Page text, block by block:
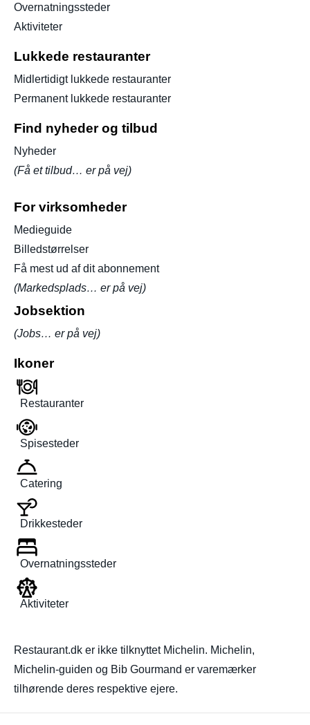
Overnatningssteder
Aktiviteter
Lukkede restauranter
Midlertidigt lukkede restauranter
Permanent lukkede restauranter
Find nyheder og tilbud
Nyheder
(Få et tilbud… er på vej)
For virksomheder
Medieguide
Billedstørrelser
Få mest ud af dit abonnement
(Markedsplads… er på vej)
Jobsektion
(Jobs… er på vej)
Ikoner
Restauranter
Spisesteder
Catering
Drikkesteder
Overnatningssteder
Aktiviteter
Restaurant.dk er ikke tilknyttet Michelin. Michelin,
Michelin-guiden og Bib Gourmand er varemærker
tilhørende deres respektive ejere.